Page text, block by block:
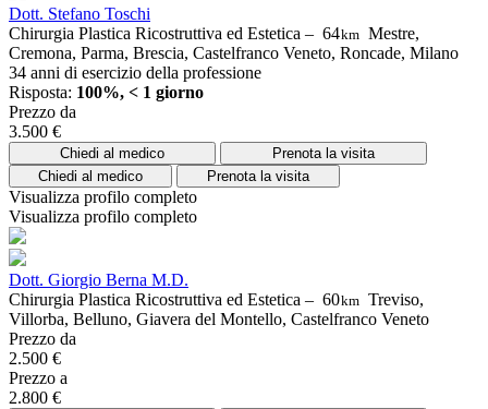
Dott. Stefano Toschi
Chirurgia Plastica Ricostruttiva ed Estetica – 64km Mestre,
Cremona, Parma, Brescia, Castelfranco Veneto, Roncade, Milano
34 anni di esercizio della professione
Risposta: 100%, < 1 giorno
Prezzo da
3.500 €
Chiedi al medico
Prenota la visita
Chiedi al medico
Prenota la visita
Visualizza profilo completo
Visualizza profilo completo
Dott. Giorgio Berna M.D.
Chirurgia Plastica Ricostruttiva ed Estetica – 60km Treviso,
Villorba, Belluno, Giavera del Montello, Castelfranco Veneto
Prezzo da
2.500 €
Prezzo a
2.800 €